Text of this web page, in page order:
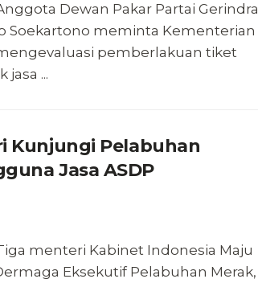
Dewan Pakar Partai Gerindra
Soekartono meminta Kementerian
pemberlakuan tiket
...
Kunjungi Pelabuhan
Jasa ASDP
menteri Kabinet Indonesia Maju
Eksekutif Pelabuhan Merak,